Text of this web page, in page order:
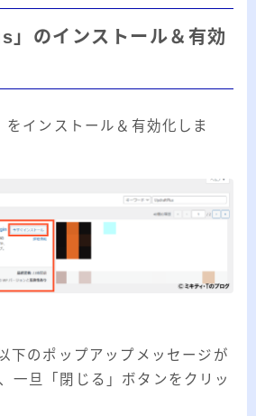
みきてぃ
ールを見る
」のインストール＆有効
をインストール＆有効化しま
下のポップアップメッセージが
一旦「閉じる」ボタンをクリッ